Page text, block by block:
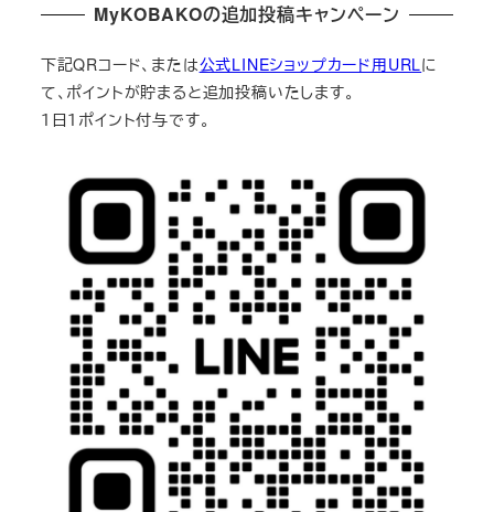
MyKOBAKOの追加投稿キャンペーン
下記QRコード、または公式LINEショップカード用URLに
て、ポイントが貯まると追加投稿いたします。
１日１ポイント付与です。